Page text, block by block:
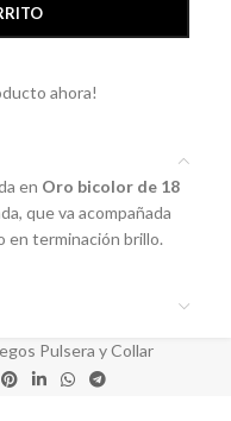
ahora!
en Oro bicolor de 18
que va acompañada
en terminación brillo.
Pulsera y Collar